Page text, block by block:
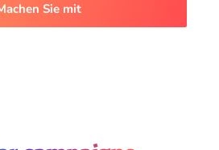
Sie mit